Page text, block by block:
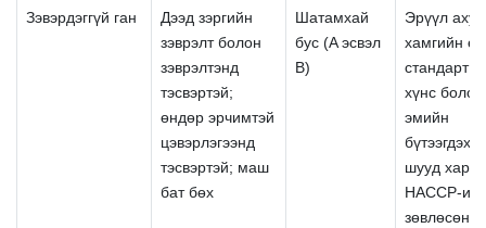
Зэвэрдэггүй ган
Дээд зэргийн
зэврэлт болон
зэврэлтэнд
тэсвэртэй;
өндөр эрчимтэй
цэвэрлэгээнд
тэсвэртэй; маш
бат бөх
Шатамхай
бус (A эсвэл
B)
Эрүүл
хамгийн
стандарт;
хүнс болон
эмийн
шууд
HACCP-
зөвлөсөн